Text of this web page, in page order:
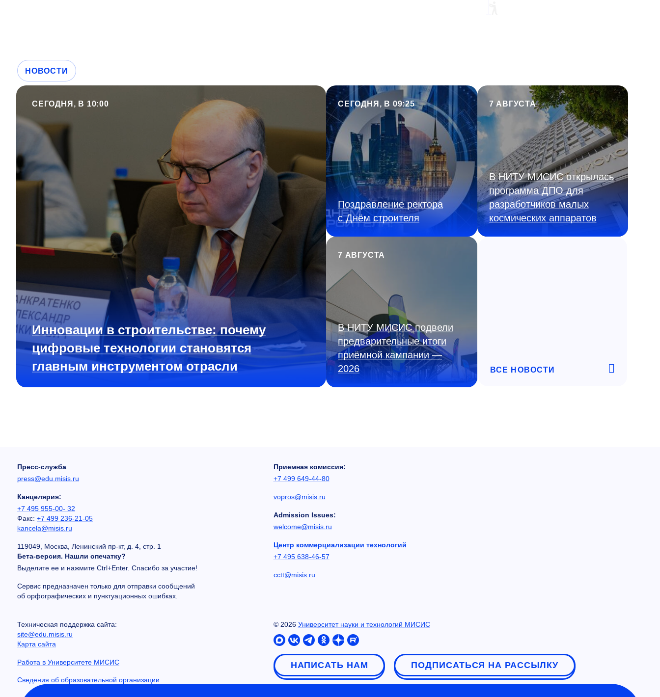
НОВОСТИ
СЕГОДНЯ, В 10:00
Инновации в строительстве: почему
цифровые технологии становятся
главным инструментом отрасли
СЕГОДНЯ, В 09:25
Поздравление ректора
с Днём строителя
7 АВГУСТА
В НИТУ МИСИС открылась
программа ДПО для
разработчиков малых
космических аппаратов
7 АВГУСТА
В НИТУ МИСИС подвели
предварительные итоги
приёмной кампании —
2026
ВСЕ НОВОСТИ
Пресс-служба
press@edu.misis.ru
Канцелярия:
+7 495 955-00- 32
Факс: +7 499 236-21-05
kancela@misis.ru
119049, Москва, Ленинский пр-кт, д. 4, стр. 1
Бета-версия. Нашли опечатку?
Выделите ее и нажмите Ctrl+Enter. Спасибо за участие!
Сервис предназначен только для отправки сообщений
об орфографических и пунктуационных ошибках.
Приемная комиссия:
+7 499 649-44-80
vopros@misis.ru
Admission Issues:
welcome@misis.ru
Центр коммерциализации технологий
+7 495 638-46-57
cctt@misis.ru
Техническая поддержка сайта:
site@edu.misis.ru
Карта сайта
Работа в Университете МИСИС
Сведения об образовательной организации
© 2026 Университет науки и технологий МИСИС
НАПИСАТЬ НАМ ПОДПИСАТЬСЯ НА РАССЫЛКУ